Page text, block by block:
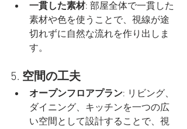
一貫した素材: 部屋全体で一貫した
素材や色を使うことで、視線が途
切れずに自然な流れを作り出しま
す。
5. 空間の工夫
オープンフロアプラン: リビング、
ダイニング、キッチンを一つの広
い空間として設計することで、視